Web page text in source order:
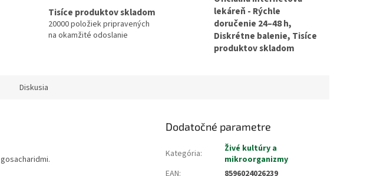
Tisíce produktov skladom
20000 položiek pripravených
na okamžité odoslanie
lekáreň - Rýchle
doručenie 24–48 h,
Diskrétne balenie, Tisíce
produktov skladom
Diskusia
Dodatočné parametre
Kategória:
Živé kultúry a
mikroorganizmy
EAN:
8596024026239